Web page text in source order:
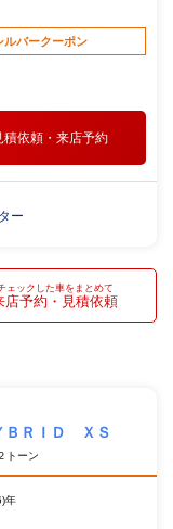
ルバークーポン
積依頼・来店予約
ー
ェックした車をまとめて
店予約・見積依頼
ＢＲＩＤ ＸＳ
トーン
年